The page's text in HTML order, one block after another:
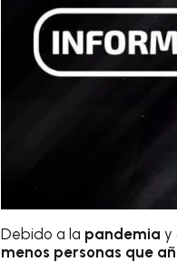
Debido a la pandemia y
menos personas que